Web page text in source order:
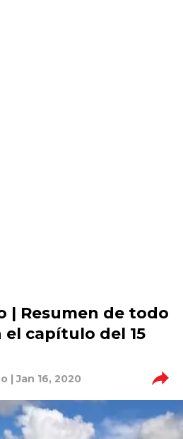
| Resumen de todo
el capítulo del 15
| Jan 16, 2020